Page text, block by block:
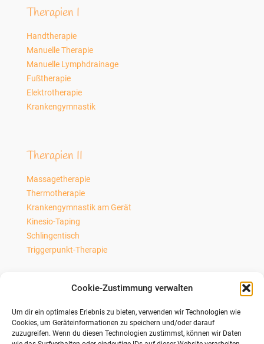
Cookie-Zustimmung verwalten
Um dir ein optimales Erlebnis zu bieten, verwenden wir Technologien wie
Cookies, um Geräteinformationen zu speichern und/oder darauf
zuzugreifen. Wenn du diesen Technologien zustimmst, können wir Daten
Therapien I
Handtherapie
Manuelle Therapie
Manuelle Lymphdrainage
Fußtherapie
Elektrotherapie
Krankengymnastik
Therapien II
Massagetherapie
Thermotherapie
Krankengymnastik am Gerät
Kinesio-Taping
Schlingentisch
Triggerpunkt-Therapie
Nordic-Walking Kurs
Personaltrainer